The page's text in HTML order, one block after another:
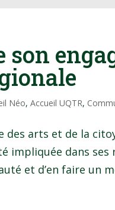
son
Néo,Accueil UQTR,
des arts et de la
impliquée dans ses
et d’en faire un